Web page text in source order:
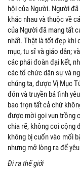
hội của Người. Người
khác nhau và thuộc về
của Người đã mang tất
nhất. Thật là tốt đẹp khi
mục, tu sĩ và giáo dân;
các phái đoàn đại kết,
các tổ chức dân sự và
chúng ta, được Vị Mục
đón và truyền bá tình
bao trọn tất cả chứ
được mời gọi vun trồng
chia rẽ, không coi cộng
không bị cuốn vào mối
nhưng mở lòng ra để
Đi ra thế giới